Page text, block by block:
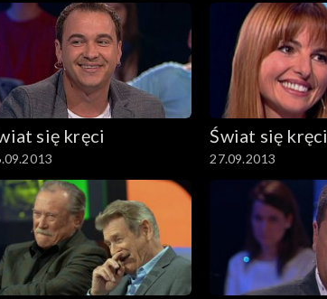
się kręci Świat się kręci
27.09.2013